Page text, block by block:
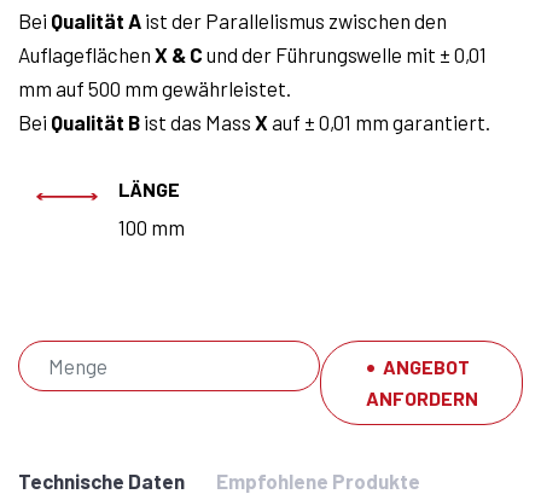
Bei Qualität A ist der Parallelismus zwischen den
Auflageflächen X & C und der Führungswelle mit ± 0,01
mm auf 500 mm gewährleistet.
Bei Qualität B ist das Mass X auf ± 0,01 mm garantiert.
LÄNGE
100 mm
ANGEBOT
ANFORDERN
Technische Daten Empfohlene Produkte